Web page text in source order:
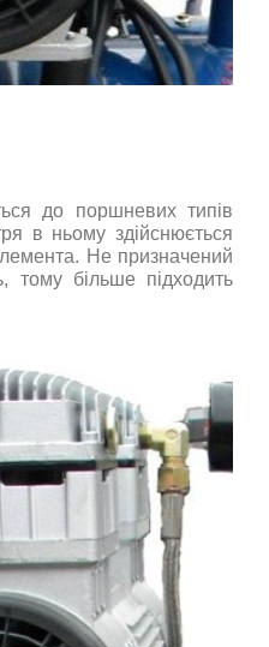
до поршневих типів
в ньому здійснюється
Не призначений
тому більше підходить